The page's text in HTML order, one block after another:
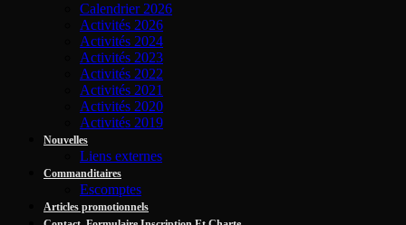
Calendrier 2026
Activités 2026
Activités 2024
Activités 2023
Activités 2022
Activités 2021
Activités 2020
Activités 2019
Nouvelles
Liens externes
Commanditaires
Escomptes
Articles promotionnels